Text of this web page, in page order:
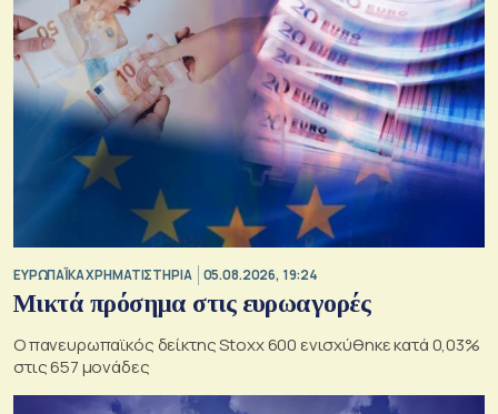
ΕΥΡΩΠΑΪΚΑ ΧΡΗΜΑΤΙΣΤΗΡΙΑ 05.08.2026, 19:24
Μικτά πρόσημα στις ευρωαγορές
Ο πανευρωπαϊκός δείκτης Stoxx 600 ενισχύθηκε κατά 0,03%
στις 657 μονάδες